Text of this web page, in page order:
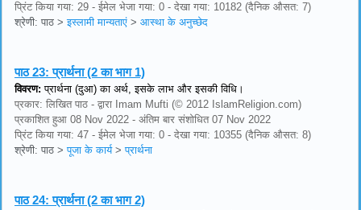
प्रिंट किया गया: 29 - ईमेल भेजा गया: 0 - देखा गया: 10182 (दैनिक औसत: 7)
श्रेणी: पाठ >इस्लामी मान्यताएं > आस्था के अनुच्छेद
पाठ 23:प्रार्थना (2 का भाग 1)
विवरण: प्रार्थना (दुआ) का अर्थ, इसके लाभ और इसकी विधि।
प्रकार: लिखित पाठ - द्वारा Imam Mufti (© 2012 IslamReligion.com)
प्रकाशित हुआ 08 Nov 2022 - अंतिम बार संशोधित 07 Nov 2022
प्रिंट किया गया: 47 - ईमेल भेजा गया: 0 - देखा गया: 10355 (दैनिक औसत: 8)
श्रेणी: पाठ >पूजा के कार्य>प्रार्थना
पाठ 24:प्रार्थना (2 का भाग 2)